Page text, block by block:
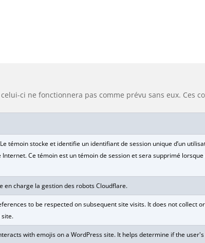
ci ne fonctionnera pas comme prévu sans eux. Ces
témoin stocke et identifie un identifiant de session unique d’un
Ce témoin est un témoin de session et sera supprimé
en charge la gestion des robots Cloudflare.
to be respected on subsequent site visits. It does not collect
with emojis on a WordPress site. It helps determine if the